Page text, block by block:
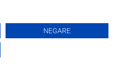
testata giornalistica registrata
n.02/2024 del 17/07/2024 |
NEGARE